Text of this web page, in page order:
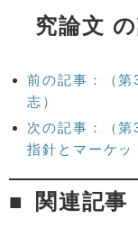
究論文
前の記事：（第
志）
次の記事：（
指針とマーケッ
関連記事